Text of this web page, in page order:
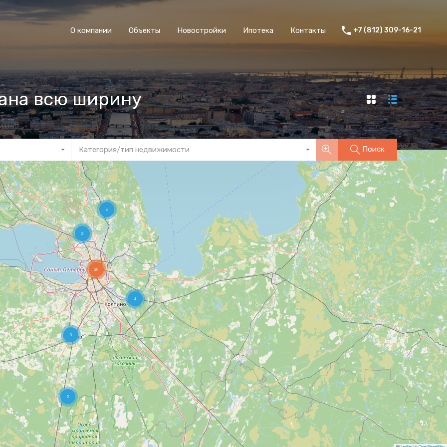
О компании Объекты Новостройки Ипотека Контакты +7 (812) 309-16-21
всю ширину
Категория/тип недвижимости Поиск
2
3
2
4
4
20